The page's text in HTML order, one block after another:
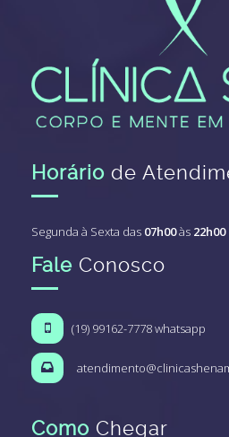
Horário de
Segunda à Sexta das 07h00às 22h00
Fale Conosco
(19) 99162-7778 whatsapp
Como Chegar